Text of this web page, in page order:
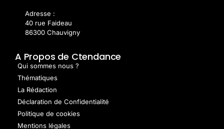
Adresse :
40 rue Faideau
86300 Chauvigny
A Propos de Ctendance
Qui sommes nous ?
Thématiques
La Rédaction
Déclaration de Confidentialité
Politique de cookies
Mentions légales